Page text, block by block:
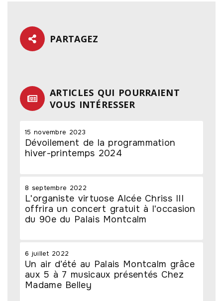
PARTAGEZ
ARTICLES QUI POURRAIENT
VOUS INTÉRESSER
15 novembre 2023
Dévoilement de la programmation
hiver-printemps 2024
8 septembre 2022
L'organiste virtuose Alcée Chriss III
offrira un concert gratuit à l'occasion
du 90e du Palais Montcalm
6 juillet 2022
Un air d’été au Palais Montcalm grâce
aux 5 à 7 musicaux présentés Chez
Madame Belley